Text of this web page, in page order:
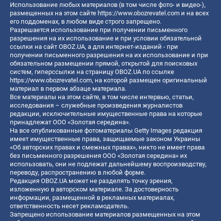
Использование любых материалов (в том числе фото- и видео-),
размещенных на этом сайте https://www.obozrevatel.com и на всех
его поддоменах, в любом виде строго запрещено.
Разрешается использование при получении письменного
разрешения на их использование и при условии обязательной
ссылки на сайт OBOZ.UA, а для интернет-изданий - при
получении письменного разрешения на их использование и при
обязательном размещении прямой, открытой для поисковых
систем, гиперссылки на страницу OBOZ.UA по ссылке
https://www.obozrevatel.com, на которой размещен оригинальный
материал в первом абзаце материала.
Все материалы на этом сайте, в том числе интервью, статьи,
исследования – служебные произведения журналистов
редакции, исключительные имущественные права на которые
принадлежат ООО «Золотая середина».
На все опубликованные фотоматериалы Getty Images редакция
имеет имущественные права, защищаемые законом Украины
«Об авторских правах и смежных правах», никто не имеет права
без письменного разрешения ООО «Золотая середина» их
использовать, они не подлежат дальнейшему воспроизводству,
переводу, распространению в любой форме.
Редакция OBOZ.UA может не разделять точку зрения,
изложенную в авторском материале. За достоверность
информации, размещенной в рекламных материалах,
ответственность несет рекламодатель.
Запрещено использование материалов размещенных на этом